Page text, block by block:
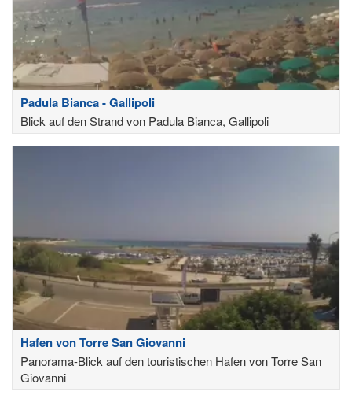
Padula Bianca - Gallipoli
Blick auf den Strand von Padula Bianca, Gallipoli
Hafen von Torre San Giovanni
Panorama-Blick auf den touristischen Hafen von Torre San
Giovanni